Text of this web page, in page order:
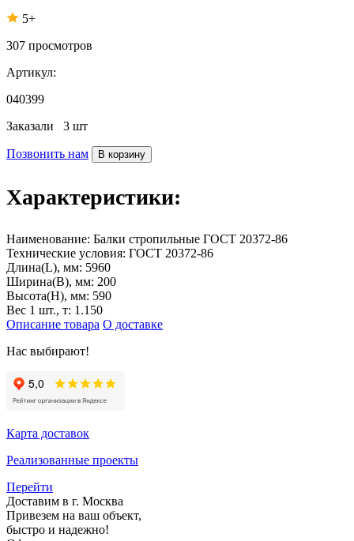
5+
307 просмотров
Артикул:
040399
Заказали 3 шт
Позвонить нам В корзину
Характеристики:
Наименование: Балки стропильные ГОСТ 20372-86
Технические условия: ГОСТ 20372-86
Длина(L), мм: 5960
Ширина(B), мм: 200
Высота(H), мм: 590
Вес 1 шт., т: 1.150
Описание товара О доставке
Нас выбирают!
Карта доставок
Реализованные проекты
Перейти
Доставим в г. Москва
Привезем на ваш объект,
быстро и надежно!